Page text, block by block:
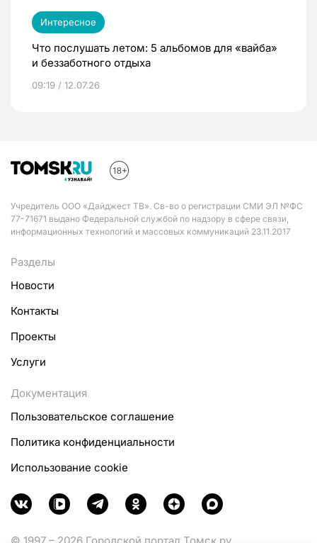
Интересное
Что послушать летом: 5 альбомов для «вайба»
и беззаботного отдыха
09:19 / 12.07.26
Учредитель ООО «Дайджест ТВ». Св-во о регистрации СМИ ЭЛ №ФС
77-71671 выдано Федеральной службой по надзору в сфере связи,
информационных технологий и массовых коммуникаций 23.11.2017
Разделы
Новости
Контакты
Проекты
Услуги
Документация
Пользовательское соглашение
Политика конфиденциальности
Использование cookie